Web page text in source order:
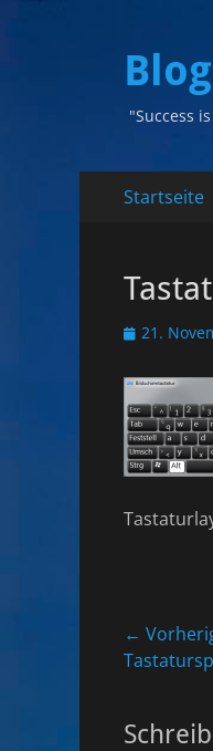
"Success
Primäres
Inhalt
Startseite
21.
←
Vorheriger